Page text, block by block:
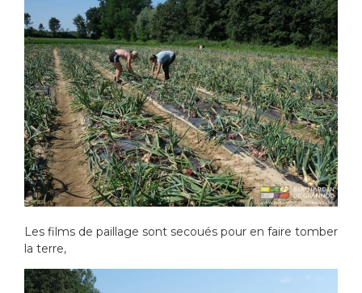
Les films de paillage sont secoués pour en faire tomber
la terre,